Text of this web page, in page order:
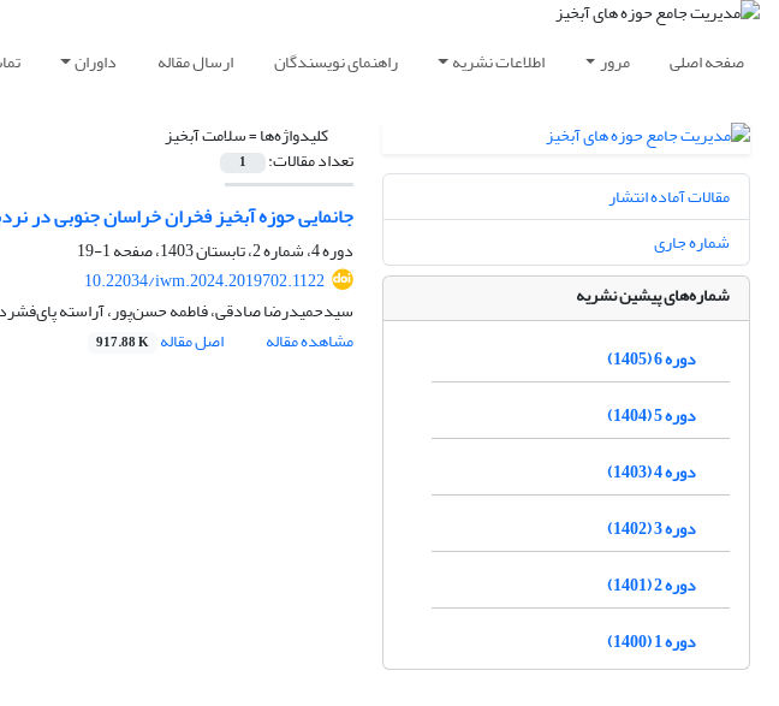
صفحه اصلی مرور اطلاعات نشریه راهنمای نویسندگان ارسال مقاله داوران
کلیدواژه‌ها =سلامت آبخیز
تعداد مقالات: 1
جانمایی حوزه آبخیز فخران خراسان جنوبی در
دوره 4، شماره 2، تابستان 1403، صفحه
1-19
10.22034/iwm.2024.2019702.1122
سیدحمیدرضا صادقی، فاطمه حسن‌پور، آراسته
مشاهده مقاله
اصل مقاله 917.88 K
مقالات آماده انتشار
شماره جاری
شماره‌های پیشین نشریه
دوره 6 (1405)
دوره 5 (1404)
دوره 4 (1403)
دوره 3 (1402)
دوره 2 (1401)
دوره 1 (1400)